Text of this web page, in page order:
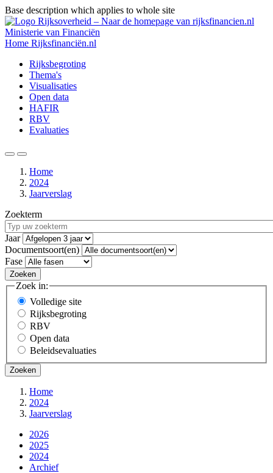
Base description which applies to whole site
Overslaan
en
naar
inhoud
gaan
Ministerie van Financiën
Hoofdnavigatie
Home Rijksfinanciën.nl
Rijksbegroting
Thema's
Visualisaties
Open data
HAFIR
RBV
Evaluaties
Zoeken
Menu
Kruimelpad
Home
2024
Jaarverslag
Zoekterm
Jaar
Documentsoort(en)
Fase
Zoek in:
Volledige site
Rijksbegroting
RBV
Open data
Beleidsevaluaties
Kruimelpad
Home
2024
Jaarverslag
2026
2025
2024
Archief